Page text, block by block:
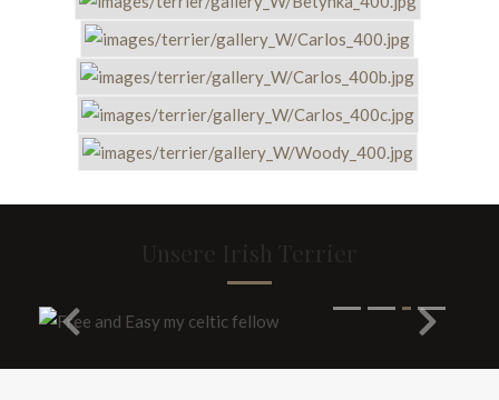
Unsere Irish Terrier